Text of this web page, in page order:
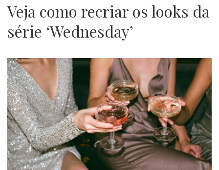
Veja como recriar os looks da
série ‘Wednesday’